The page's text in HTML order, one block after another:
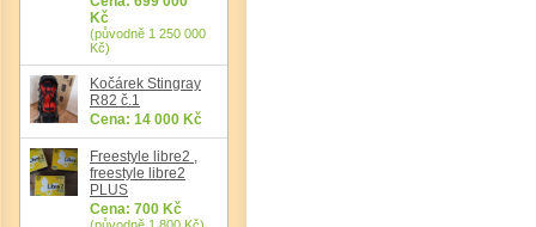
Kč
(původně 1 250 000
Kč)
Kočárek Stingray
R82 č.1
Cena: 14 000 Kč
Freestyle libre2 ,
freestyle libre2
PLUS
Cena: 700 Kč
(původně 1 800 Kč)